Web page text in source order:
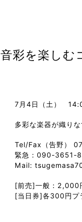
彩を楽しむ
7月4日（土）
多彩な楽器が織り
Tel/Fax（告野）
緊急：090-3651-
Mail:
[前売]一般：2,000
[当日券]各300円プ